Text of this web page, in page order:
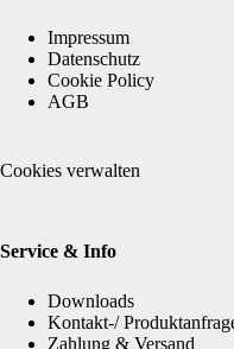
Impressum
Datenschutz
Cookie Policy
AGB
Cookies verwalten
Service & Info
Downloads
Kontakt-/
Zahlung & Versand